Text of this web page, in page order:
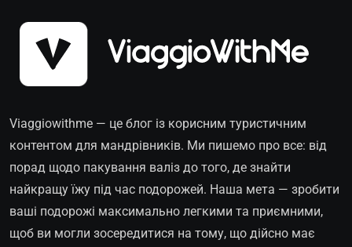
Viaggiowithme — це блог із корисним туристичним
контентом для мандрівників. Ми пишемо про все: від
порад щодо пакування валіз до того, де знайти
найкращу їжу під час подорожей. Наша мета — зробити
ваші подорожі максимально легкими та приємними,
щоб ви могли зосередитися на тому, що дійсно має